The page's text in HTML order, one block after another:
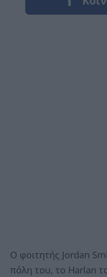
Ο φοιτητής Jordan
πόλη του, το Harlan